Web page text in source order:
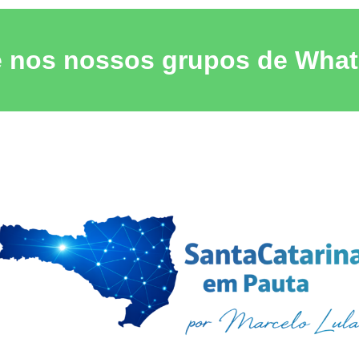
nos nossos grupos de